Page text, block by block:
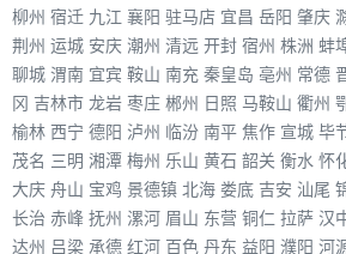
柳州 宿迁 九江 襄阳 驻马店 宜昌 岳阳 肇庆
荆州 运城 安庆 潮州 清远 开封 宿州 株洲 蚌
聊城 渭南 宜宾 鞍山 南充 秦皇岛 亳州 常德
冈 吉林市 龙岩 枣庄 郴州 日照 马鞍山 衢州
榆林 西宁 德阳 泸州 临汾 南平 焦作 宣城 毕
茂名 三明 湘潭 梅州 乐山 黄石 韶关 衡水 怀
大庆 舟山 宝鸡 景德镇 北海 娄底 吉安 汕尾
长治 赤峰 抚州 漯河 眉山 东营 铜仁 拉萨 汉
达州 吕梁 承德 红河 百色 丹东 益阳 濮阳 河